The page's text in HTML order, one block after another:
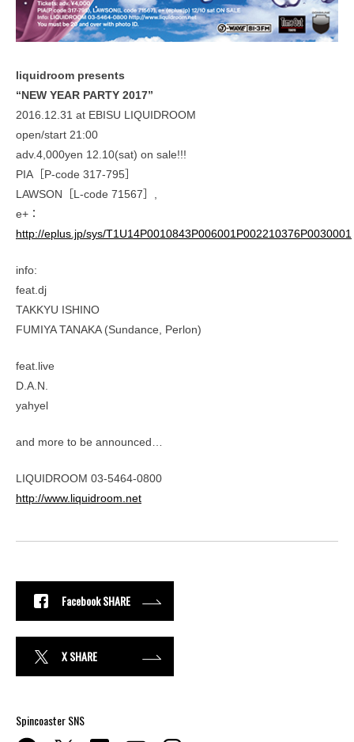
liquidroom presents
“NEW YEAR PARTY 2017”
2016.12.31 at EBISU LIQUIDROOM
open/start 21:00
adv.4,000yen 12.10(sat) on sale!!!
PIA［P-code 317-795］
LAWSON［L-code 71567］,
e+：
http://eplus.jp/sys/T1U14P0010843P006001P002210376P0030001
info:
feat.dj
TAKKYU ISHINO
FUMIYA TANAKA (Sundance, Perlon)
feat.live
D.A.N.
yahyel
and more to be announced…
LIQUIDROOM 03-5464-0800
http://www.liquidroom.net
Facebook SHARE
X SHARE
Spincoaster SNS